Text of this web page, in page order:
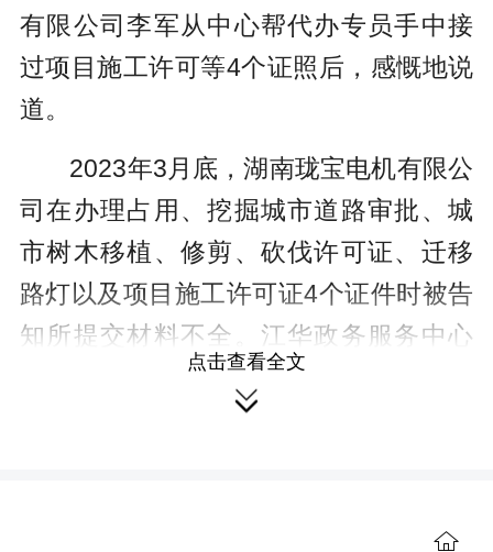
有限公司李军从中心帮代办专员手中接
过项目施工许可等4个证照后，感慨地说
道。
2023年3月底，湖南珑宝电机有限公
司在办理占用、挖掘城市道路审批、城
市树木移植、修剪、砍伐许可证、迁移
路灯以及项目施工许可证4个证件时被告
知所提交材料不全。江华政务服务中心
帮代办得知此事后，为尽快帮助企业早
日开工建设达成投产，提高审批办理速
相关审批部门，理清办事所需材料，帮
点击查看全文
